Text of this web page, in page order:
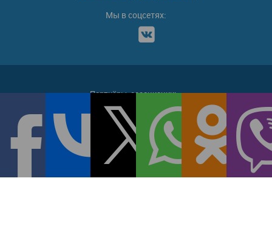
Мы в соцсетях:
Партнёры-ассоциации: